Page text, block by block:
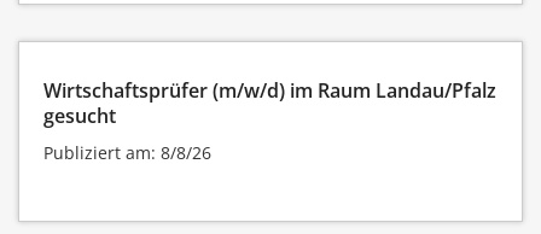
Wirtschaftsprüfer (m/w/d) im Raum Landau/Pfalz
gesucht
Publiziert am: 8/8/26